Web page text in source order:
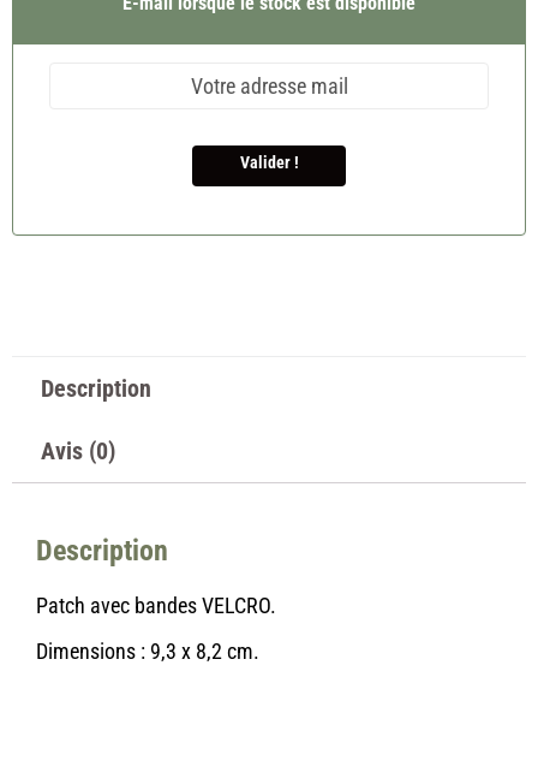
Valider !
Description
Avis (0)
Description
Patch avec bandes VELCRO.
Dimensions : 9,3 x 8,2 cm.